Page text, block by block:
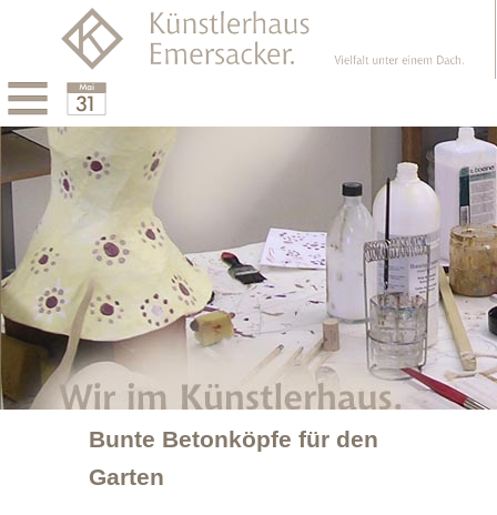
Bunte Betonköpfe für den
Garten